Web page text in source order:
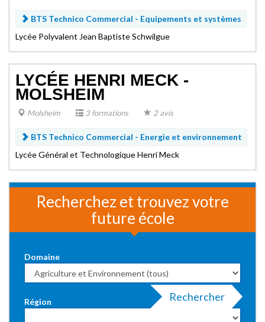
BTS Technico Commercial - Equipements et systèmes
Lycée Polyvalent Jean Baptiste Schwilgue
LYCÉE HENRI MECK -
MOLSHEIM
Molsheim 3 formations 2 avis
BTS Technico Commercial - Energie et environnement
Lycée Général et Technologique Henri Meck
Recherchez et trouvez votre
future école
Domaine
Région Rechercher